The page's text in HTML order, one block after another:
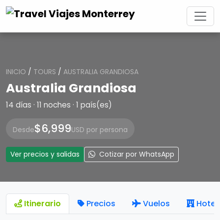
INICIO / TOURS / AUSTRALIA GRANDIOSA
Australia Grandiosa
14 días · 11 noches · 1 país(es)
Desde$6,999USD por persona
Ver precios y salidas Cotizar por WhatsApp
Itinerario Precios Vuelos